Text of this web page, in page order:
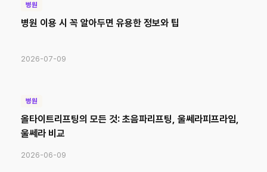
병원
병원 이용 시 꼭 알아두면 유용한 정보와 팁
2026-07-09
병원
올타이트리프팅의 모든 것: 초음파리프팅, 울쎄라피프라임,
울쎄라 비교
2026-06-09